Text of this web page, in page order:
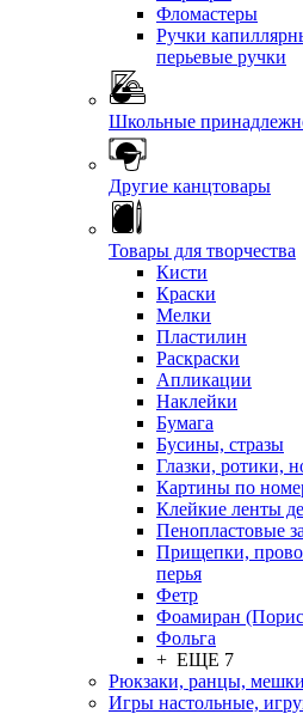
Фломастеры
Ручки
перьевые ручки
Школьные
Другие канцтовары
Товары для творчества
Кисти
Краски
Мелки
Пластилин
Раскраски
Апликации
Наклейки
Бумага
Бусины, стразы
Глазки, ротики,
Картины по
Клейкие ленты
Пенопластовые
Прищепки,
перья
Фетр
Фоамиран
Фольга
+ ЕЩЕ 7
Рюкзаки, ранцы,
Игры настольные,